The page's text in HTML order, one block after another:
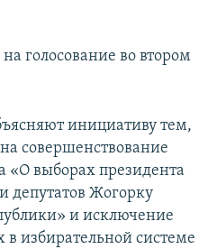
голосование во втором
инициативу тем,
совершенствование
«О выборах президента
депутатов Жогорку
и исключение
избирательной системе